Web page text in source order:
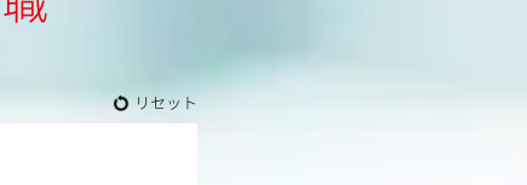
リセット